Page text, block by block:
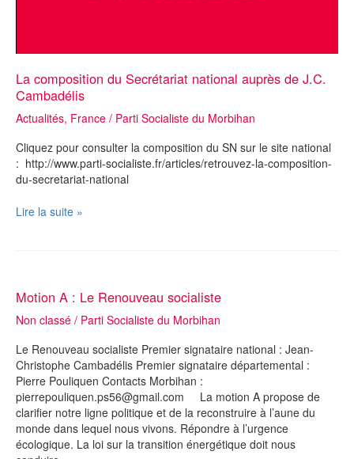
La composition du Secrétariat national auprès de J.C.
Cambadélis
Actualités, France / Parti Socialiste du Morbihan
Cliquez pour consulter la composition du SN sur le site national
: http://www.parti-socialiste.fr/articles/retrouvez-la-composition-
du-secretariat-national
La
auprès
de
J.C.
Lire la suite »
Motion A : Le Renouveau socialiste
Non classé / Parti Socialiste du Morbihan
Le Renouveau socialiste Premier signataire national : Jean-
Christophe Cambadélis Premier signataire départemental :
Pierre Pouliquen Contacts Morbihan :
pierrepouliquen.ps56@gmail.com La motion A propose de
clarifier notre ligne politique et de la reconstruire à l’aune du
monde dans lequel nous vivons. Répondre à l’urgence
écologique. La loi sur la transition énergétique doit nous